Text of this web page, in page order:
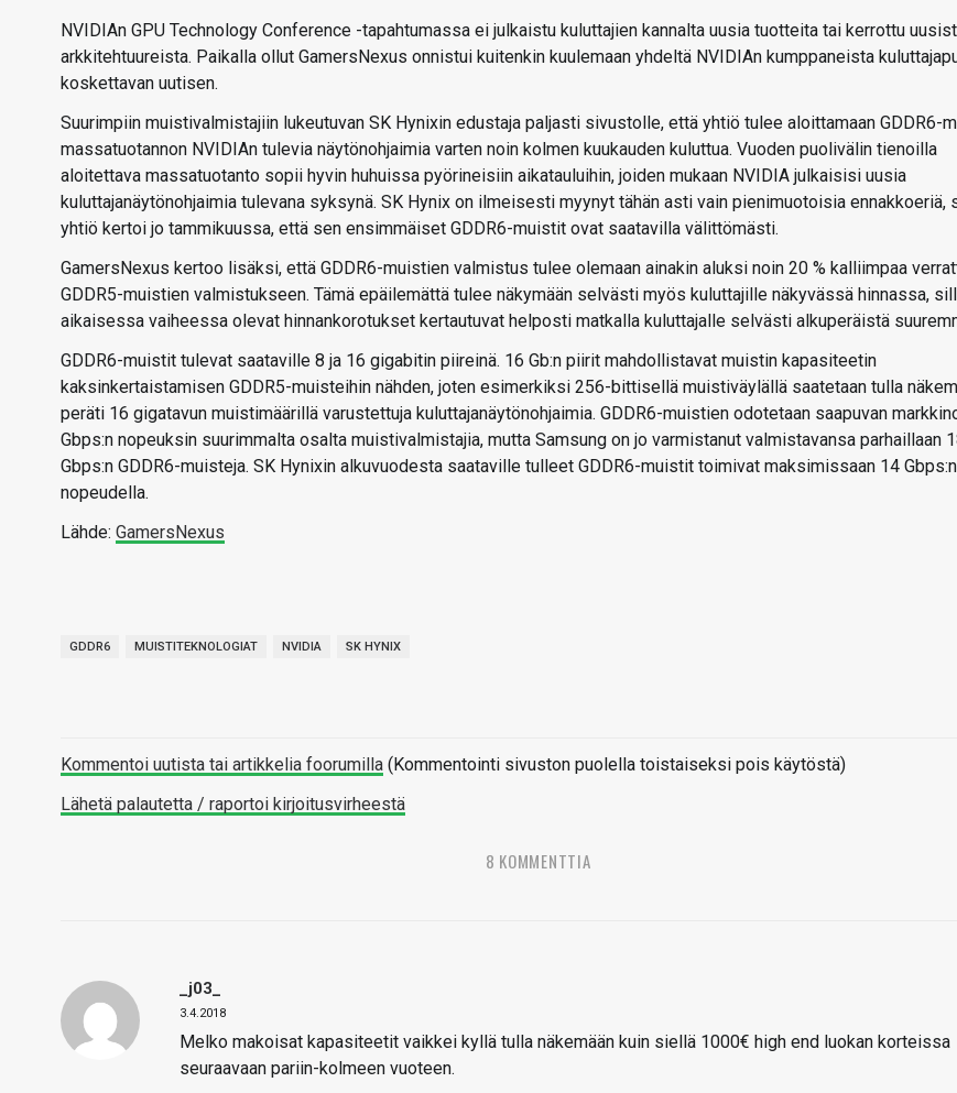
NVIDIAn GPU Technology Conference -tapahtumassa ei julkaistu kuluttajien kannalta uusia tuotteita tai kerrottu
arkkitehtuureista. Paikalla ollut GamersNexus onnistui kuitenkin kuulemaan yhdeltä NVIDIAn kumppaneista
koskettavan uutisen.
Suurimpiin muistivalmistajiin lukeutuvan SK Hynixin edustaja paljasti sivustolle, että yhtiö tulee aloittamaan GDDR6-
massatuotannon NVIDIAn tulevia näytönohjaimia varten noin kolmen kuukauden kuluttua. Vuoden puolivälin tienoilla
aloitettava massatuotanto sopii hyvin huhuissa pyörineisiin aikatauluihin, joiden mukaan NVIDIA julkaisisi uusia
kuluttajanäytönohjaimia tulevana syksynä. SK Hynix on ilmeisesti myynyt tähän asti vain pienimuotoisia ennakkoeriä,
yhtiö kertoi jo tammikuussa, että sen ensimmäiset GDDR6-muistit ovat saatavilla välittömästi.
GamersNexus kertoo lisäksi, että GDDR6-muistien valmistus tulee olemaan ainakin aluksi noin 20 % kalliimpaa
GDDR5-muistien valmistukseen. Tämä epäilemättä tulee näkymään selvästi myös kuluttajille näkyvässä hinnassa,
aikaisessa vaiheessa olevat hinnankorotukset kertautuvat helposti matkalla kuluttajalle selvästi alkuperäistä
GDDR6-muistit tulevat saataville 8 ja 16 gigabitin piireinä. 16 Gb:n piirit mahdollistavat muistin kapasiteetin
kaksinkertaistamisen GDDR5-muisteihin nähden, joten esimerkiksi 256-bittisellä muistiväylällä saatetaan tulla
peräti 16 gigatavun muistimäärillä varustettuja kuluttajanäytönohjaimia. GDDR6-muistien odotetaan saapuvan
Gbps:n nopeuksin suurimmalta osalta muistivalmistajia, mutta Samsung on jo varmistanut valmistavansa parhaillaan
Gbps:n GDDR6-muisteja. SK Hynixin alkuvuodesta saataville tulleet GDDR6-muistit toimivat maksimissaan 14 Gbps:n
nopeudella.
Lähde: GamersNexus
GDDR6 MUISTITEKNOLOGIAT NVIDIA SK HYNIX
Kommentoi uutista tai artikkelia foorumilla (Kommentointi sivuston puolella toistaiseksi pois käytöstä)
Lähetä palautetta / raportoi kirjoitusvirheestä
8 KOMMENTTIA
_j03_
3.4.2018
Melko makoisat kapasiteetit vaikkei kyllä tulla näkemään kuin siellä 1000€ high end luokan korteissa
seuraavaan pariin-kolmeen vuoteen.